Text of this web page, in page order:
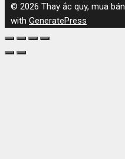
© 2026 Thay ắc quy, mua
with GeneratePress